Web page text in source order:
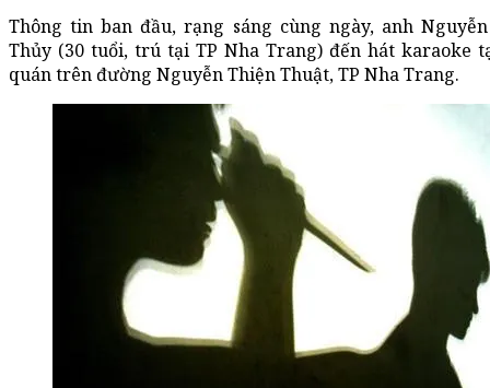
Thông tin ban đầu, rạng sáng cùng ngày, anh
Thủy (30 tuổi, trú tại TP Nha Trang) đến hát karaoke
quán trên đường Nguyễn Thiện Thuật, TP Nha Trang.